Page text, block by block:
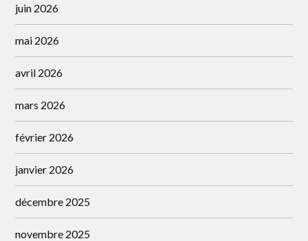
juin 2026
mai 2026
avril 2026
mars 2026
février 2026
janvier 2026
décembre 2025
novembre 2025